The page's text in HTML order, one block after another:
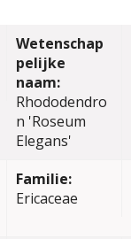
Wetenschap
pelijke
naam:
Rhododendro
n 'Roseum
Elegans'
Familie:
Ericaceae